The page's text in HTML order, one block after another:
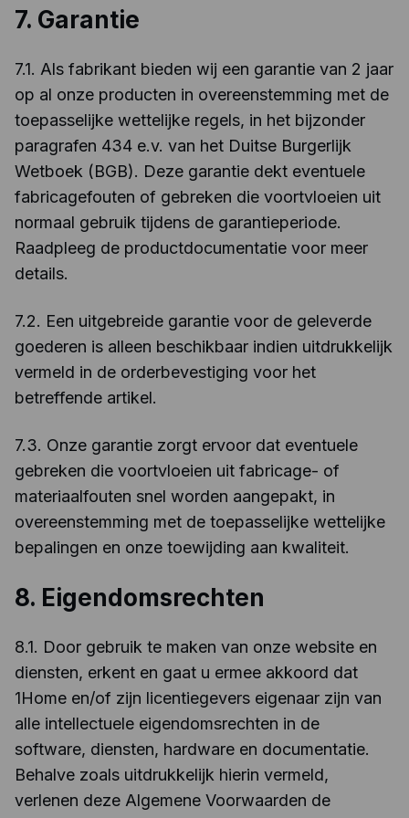
7. Garantie
7.1. Als fabrikant bieden wij een garantie van 2 jaar
op al onze producten in overeenstemming met de
toepasselijke wettelijke regels, in het bijzonder
paragrafen 434 e.v. van het Duitse Burgerlijk
Wetboek (BGB). Deze garantie dekt eventuele
fabricagefouten of gebreken die voortvloeien uit
normaal gebruik tijdens de garantieperiode.
Raadpleeg de productdocumentatie voor meer
details.
7.2. Een uitgebreide garantie voor de geleverde
goederen is alleen beschikbaar indien uitdrukkelijk
vermeld in de orderbevestiging voor het
betreffende artikel.
7.3. Onze garantie zorgt ervoor dat eventuele
gebreken die voortvloeien uit fabricage- of
materiaalfouten snel worden aangepakt, in
overeenstemming met de toepasselijke wettelijke
bepalingen en onze toewijding aan kwaliteit.
8. Eigendomsrechten
8.1. Door gebruik te maken van onze website en
diensten, erkent en gaat u ermee akkoord dat
1Home en/of zijn licentiegevers eigenaar zijn van
alle intellectuele eigendomsrechten in de
software, diensten, hardware en documentatie.
Behalve zoals uitdrukkelijk hierin vermeld,
verlenen deze Algemene Voorwaarden de